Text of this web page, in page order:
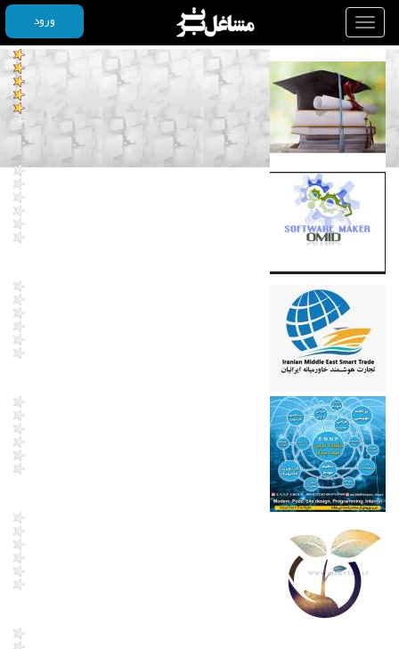
Toggle
navigation
ورود